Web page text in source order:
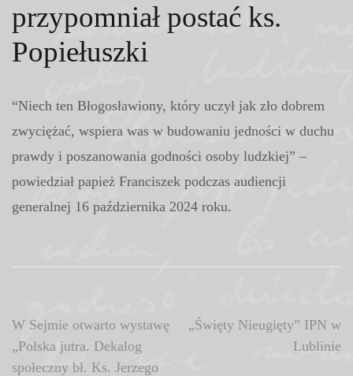
przypomniał postać ks.
Popiełuszki
“Niech ten Błogosławiony, który uczył jak zło dobrem
zwyciężać, wspiera was w budowaniu jedności w duchu
prawdy i poszanowania godności osoby ludzkiej” –
powiedział papież Franciszek podczas audiencji
generalnej 16 października 2024 roku.
Nawigacja
wpisu
W Sejmie otwarto wystawę
„Polska jutra. Dekalog
społeczny bł. Ks. Jerzego
„Święty Nieugięty” IPN w
Lublinie